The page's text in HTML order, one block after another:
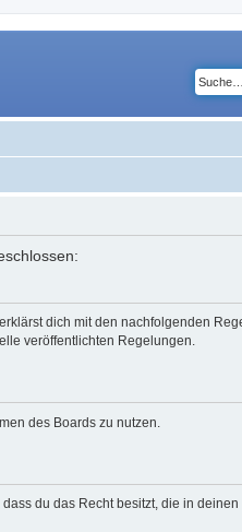
dich mit den nachfolgenden
veröffentlichten Regelungen.
des Boards zu nutzen.
du das Recht besitzt, die in